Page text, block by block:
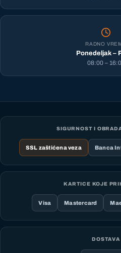
RADNO
Ponedeljak –
08:00 –
SIGURNOST I
SSL zaštićena veza Banca
KARTICE KOJE
Visa Mastercard
DOSTAVA